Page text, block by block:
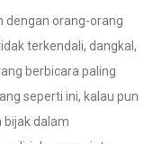
dengan orang-orang
terkendali, dangkal,
berbicara paling
seperti ini, kalau pun
bijak dalam